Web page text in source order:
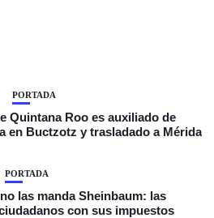
PORTADA
Quintana Roo es auxiliado de
en Buctzotz y trasladado a Mérida
PORTADA
las manda Sheinbaum: las
con sus impuestos